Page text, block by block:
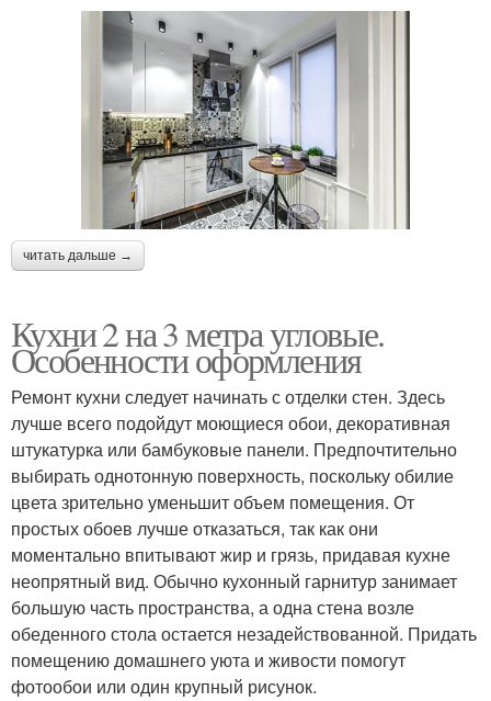
читать дальше →
Кухни 2 на 3 метра угловые.
Особенности оформления
Ремонт кухни следует начинать с отделки стен. Здесь
лучше всего подойдут моющиеся обои, декоративная
штукатурка или бамбуковые панели. Предпочтительно
выбирать однотонную поверхность, поскольку обилие
цвета зрительно уменьшит объем помещения. От
простых обоев лучше отказаться, так как они
моментально впитывают жир и грязь, придавая кухне
неопрятный вид. Обычно кухонный гарнитур занимает
большую часть пространства, а одна стена возле
обеденного стола остается незадействованной. Придать
помещению домашнего уюта и живости помогут
фотообои или один крупный рисунок.